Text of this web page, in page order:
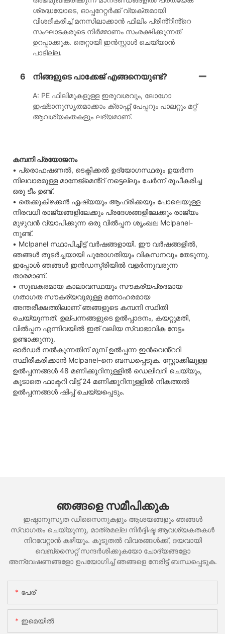
ശ്രദ്ധയോടെ, ഓപ്പറേറ്റർക്ക് വ്യക്തമായി
വിശദീകരിച്ച് മനസിലാക്കാൻ ഫിലിം പ്രിൻ്റിൻ്റെ
സംഘാടകരുടെ നിർമ്മാണം സംരക്ഷിക്കുന്നത്
ഉറപ്പാക്കുക. തെറ്റായി ഇൻസ്റ്റാൾ ചെയ്യാൻ
പാടില്ല.
6 നിങ്ങളുടെ പാക്കേജ് എങ്ങനെയുണ്ട്?
A: PE ഫിലിമുകളുള്ള ഇരുവശവും, ലോഗോ
ഇഷ്‌ടാനുസൃതമാക്കാം ക്രാഫ്റ്റ് പേപ്പറും പാലറ്റും മറ്റ്
ആവശ്യകതകളും ലഭ്യമാണ്.
കമ്പനി പ്രയോജനം
• പ്രൊഫഷണൽ, ടെക്നിക്കൽ ഉദ്യോഗസ്ഥരും ഉയർന്ന
നിലവാരമുള്ള മാനേജ്മെൻ്റ് നട്ടെല്ലും ചേർന്ന് രൂപീകരിച്ച
ഒരു ടീം ഉണ്ട്.
• തെക്കുകിഴക്കൻ ഏഷ്യയും ആഫ്രിക്കയും പോലെയുള്ള
നിരവധി രാജ്യങ്ങളിലേക്കും പ്രദേശങ്ങളിലേക്കും രാജ്യം
മുഴുവൻ വ്യാപിക്കുന്ന ഒരു വിൽപ്പന ശൃംഖല Mclpanel-
നുണ്ട്.
• Mclpanel സ്ഥാപിച്ചിട്ട് വർഷങ്ങളായി. ഈ വർഷങ്ങളിൽ,
ഞങ്ങൾ തുടർച്ചയായി പുരോഗതിയും വികസനവും തേടുന്നു.
ഇപ്പോൾ ഞങ്ങൾ ഇൻഡസ്ട്രിയിൽ വളർന്നുവരുന്ന
താരമാണ്.
• സുഖകരമായ കാലാവസ്ഥയും സൗകര്യപ്രദമായ
ഗതാഗത സൗകര്യവുമുള്ള മനോഹരമായ
അന്തരീക്ഷത്തിലാണ് ഞങ്ങളുടെ കമ്പനി സ്ഥിതി
ചെയ്യുന്നത്. ഉല്പന്നങ്ങളുടെ ഉൽപ്പാദനം, കയറ്റുമതി,
വിൽപ്പന എന്നിവയിൽ ഇത് വലിയ സ്വാഭാവിക നേട്ടം
ഉണ്ടാക്കുന്നു.
ഓർഡർ നൽകുന്നതിന് മുമ്പ് ഉൽപ്പന്ന ഇൻവെൻ്ററി
സ്ഥിരീകരിക്കാൻ Mclpanel-നെ ബന്ധപ്പെടുക. സ്റ്റോക്കിലുള്ള
ഉൽപ്പന്നങ്ങൾ 48 മണിക്കൂറിനുള്ളിൽ ഡെലിവറി ചെയ്യും,
കൂടാതെ ഫാക്ടറി വിട്ട് 24 മണിക്കൂറിനുള്ളിൽ നികത്തൽ
ഉൽപ്പന്നങ്ങൾ ഷിപ്പ് ചെയ്യപ്പെടും.
ഞങ്ങളെ സമീപിക്കുക
ഇഷ്ടാനുസൃത ഡിസൈനുകളും ആശയങ്ങളും ഞങ്ങൾ
സ്വാഗതം ചെയ്യുന്നു, മാത്രമല്ല നിർദ്ദിഷ്ട ആവശ്യകതകൾ
നിറവേറ്റാൻ കഴിയും. കൂടുതൽ വിവരങ്ങൾക്ക്, ദയവായി
വെബ്സൈറ്റ് സന്ദർശിക്കുകയോ ചോദ്യങ്ങളോ
അന്വേഷണങ്ങളോ ഉപയോഗിച്ച് ഞങ്ങളെ നേരിട്ട് ബന്ധപ്പെടുക.
പേര്
ഇമെയിൽ